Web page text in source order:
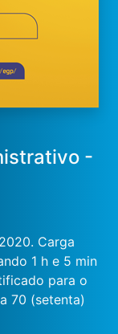
-
Carga
1 h e 5 min
para o
70 (setenta)